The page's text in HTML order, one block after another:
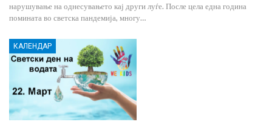
нарушување на однесувањето кај други луѓе. После цела една година
помината во светска пандемија, многу…
КАЛЕНДАР